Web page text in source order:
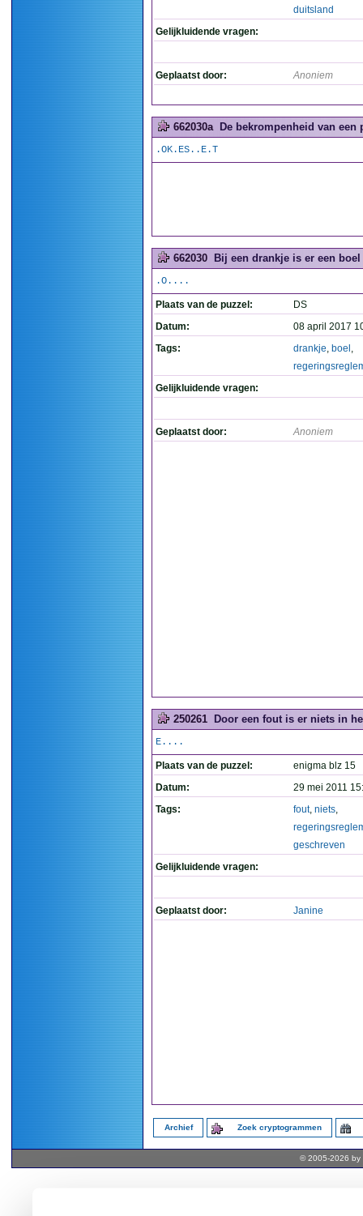
duitsland
Gelijkluidende vragen:
Geplaatst door: Anoniem
662030a De bekrompenheid van een
.OK.ES..E.T
662030 Bij een drankje is er een
.O....
Plaats van de puzzel:
DS
Datum:
08 april 2017
Tags:
drankje, boel ,
Gelijkluidende vragen:
Geplaatst door: Anoniem
250261 Door een fout is er niets in
E....
Plaats van de puzzel:
enigma blz 15
Datum:
29 mei 2011
Tags:
fout, niets,
geschreven
Gelijkluidende vragen:
Geplaatst door: Janine
Archief Zoek cryptogrammen
© 2005-2026 by